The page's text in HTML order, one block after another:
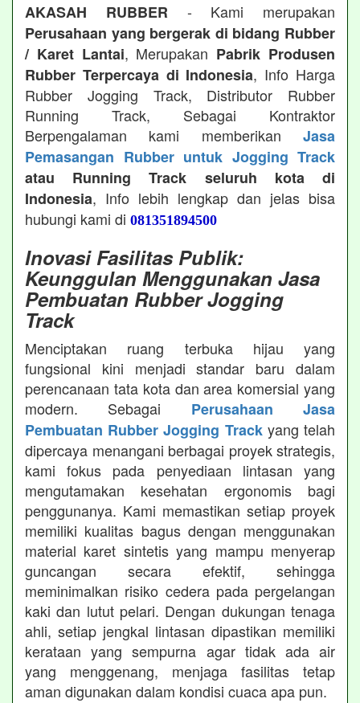
AKASAH RUBBER - Kami merupakan
Perusahaan yang bergerak di bidang Rubber
/ Karet Lantai, Merupakan Pabrik Produsen
Rubber Terpercaya di Indonesia, Info Harga
Rubber Jogging Track, Distributor Rubber
Running Track, Sebagai Kontraktor
Berpengalaman kami memberikan Jasa
Pemasangan Rubber untuk Jogging Track
atau Running Track seluruh kota di
Indonesia, Info lebih lengkap dan jelas bisa
hubungi kami di 081351894500
Inovasi Fasilitas Publik:
Keunggulan Menggunakan Jasa
Pembuatan Rubber Jogging
Track
Menciptakan ruang terbuka hijau yang
fungsional kini menjadi standar baru dalam
perencanaan tata kota dan area komersial yang
modern. Sebagai Perusahaan Jasa
Pembuatan Rubber Jogging Trackyang telah
dipercaya menangani berbagai proyek strategis,
kami fokus pada penyediaan lintasan yang
mengutamakan kesehatan ergonomis bagi
penggunanya. Kami memastikan setiap proyek
memiliki kualitas bagus dengan menggunakan
material karet sintetis yang mampu menyerap
guncangan secara efektif, sehingga
meminimalkan risiko cedera pada pergelangan
kaki dan lutut pelari. Dengan dukungan tenaga
ahli, setiap jengkal lintasan dipastikan memiliki
kerataan yang sempurna agar tidak ada air
yang menggenang, menjaga fasilitas tetap
aman digunakan dalam kondisi cuaca apa pun.